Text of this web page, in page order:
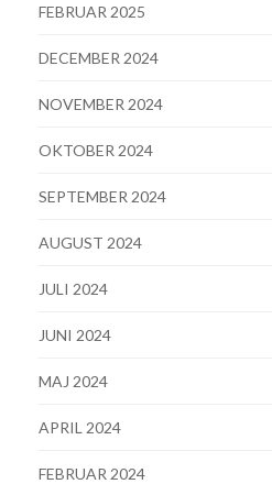
FEBRUAR 2025
DECEMBER 2024
NOVEMBER 2024
OKTOBER 2024
SEPTEMBER 2024
AUGUST 2024
JULI 2024
JUNI 2024
MAJ 2024
APRIL 2024
FEBRUAR 2024